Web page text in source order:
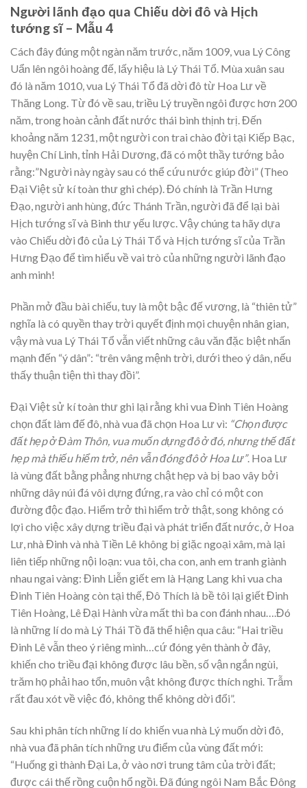
Người lãnh đạo qua Chiếu dời đô và Hịch
tướng sĩ – Mẫu 4
Cách đây đúng một ngàn năm trước, năm 1009, vua Lý Công
Uẩn lên ngôi hoàng đế, lấy hiệu là Lý Thái Tổ. Mùa xuân sau
đó là năm 1010, vua Lý Thái Tổ đã dời đô từ Hoa Lư về
Thăng Long. Từ đó về sau, triều Lý truyền ngôi được hơn 200
năm, trong hoàn cảnh đất nước thái bình thịnh trị. Đến
khoảng năm 1231, một người con trai chào đời tại Kiếp Bạc,
huyện Chí Linh, tỉnh Hải Dương, đã có một thầy tướng bảo
rằng:”Người này ngày sau có thể cứu nước giúp đời” (Theo
Đại Việt sử kí toàn thư ghi chép). Đó chính là Trần Hưng
Đạo, người anh hùng, đức Thánh Trần, người đã để lại bài
Hịch tướng sĩ và Binh thư yếu lược. Vậy chúng ta hãy dựa
vào Chiếu dời đô của Lý Thái Tổ và Hịch tướng sĩ của Trần
Hưng Đạo để tìm hiểu về vai trò của những người lãnh đạo
anh minh!
Phần mở đầu bài chiếu, tuy là một bậc đế vương, là “thiên tử”
nghĩa là có quyền thay trời quyết định mọi chuyện nhân gian,
vậy mà vua Lý Thái Tổ vẫn viết những câu văn đặc biệt nhấn
mạnh đến “ý dân”: “trên vâng mệnh trời, dưới theo ý dân, nếu
thấy thuận tiện thì thay đồi”.
Đại Việt sử kí toàn thư ghi lại rằng khi vua Đinh Tiên Hoàng
chọn đất làm đế đô, nhà vua đã chọn Hoa Lư vì: “Chọn được
đất hẹp ở Đàm Thôn, vua muốn dựng đô ở đó, nhưng thế đất
hẹp mà thiếu hiểm trở, nên vẫn đóng đô ở Hoa Lư”. Hoa Lư
là vùng đất bằng phẳng nhưng chật hẹp và bị bao vây bởi
những dây núi đá vôi dựng đứng, ra vào chỉ có một con
đường độc đạo. Hiểm trở thì hiểm trở thật, song không có
lợi cho việc xây dựng triều đại và phát triển đất nước, ở Hoa
Lư, nhà Đinh và nhà Tiền Lê không bị giặc ngoại xâm, mà lại
liên tiếp những nội loạn: vua tôi, cha con, anh em tranh giành
nhau ngai vàng: Đinh Liễn giết em là Hạng Lang khi vua cha
Đinh Tiên Hoàng còn tại thế, Đô Thích là bề tôi lại giết Đinh
Tiên Hoàng, Lê Đại Hành vừa mất thì ba con đánh nhau….Đó
là những lí do mà Lý Thái Tồ đã thể hiện qua câu: “Hai triều
Đinh Lê vẫn theo ý riêng mình…cứ đóng yên thành ở đây,
khiến cho triều đại không được lâu bền, số vận ngắn ngùi,
trăm họ phải hao tổn, muôn vật không được thích nghi. Trẫm
rất đau xót về việc đó, không thể không dời đổi”.
Sau khi phân tích những lí do khiến vua nhà Lý muốn dời đô,
nhà vua đã phân tích những ưu điểm của vùng đất mới:
“Huống gì thành Đại La, ở vào nơi trung tâm của trời đất;
được cái thế rồng cuộn hổ ngồi. Đã đúng ngôi Nam Bắc Đông